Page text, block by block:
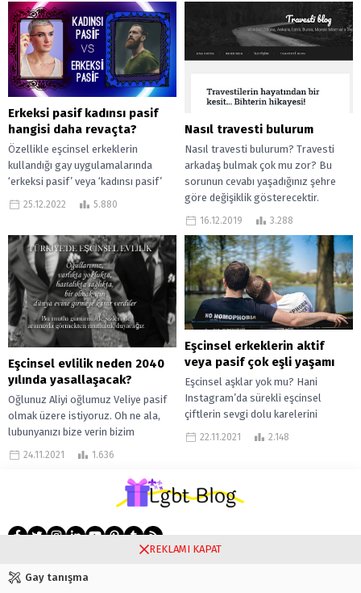
Erkeksi pasif kadınsı pasif
hangisi daha revaçta?
Özellikle eşcinsel erkeklerin
kullandığı gay uygulamalarında
‘erkeksi pasif’ veya ‘kadınsı pasif’
şeklinde tanımlamalar görürsünüz.
Çoğu gay tanışma ve sohbet
25.12.2022 5.880
Nasıl travesti bulurum
Nasıl travesti bulurum? Travesti
arkadaş bulmak çok mu zor? Bu
sorunun cevabı yaşadığınız şehre
göre değişiklik gösterecektir.
Travesti arkadaş bulmak...
16.12.2019 3.288
Eşcinsel evlilik neden 2040
yılında yasallaşacak?
Oğlunuz Aliyi oğlumuz Veliye pasif
olmak üzere istiyoruz. Oh ne ala,
lubunyanızı bize verin bizim
aktifimiz ona damatlık etsin.
24.11.2021 1.636
Eşcinsel erkeklerin aktif
veya pasif çok eşli yaşamı
Eşcinsel aşklar yok mu? Hani
Instagram’da sürekli eşcinsel
çiftlerin sevgi dolu karelerini
paylaşıyorum o kadar da az gibi
22.11.2021 2.148
Gay tanışma
REKLAMI KAPAT